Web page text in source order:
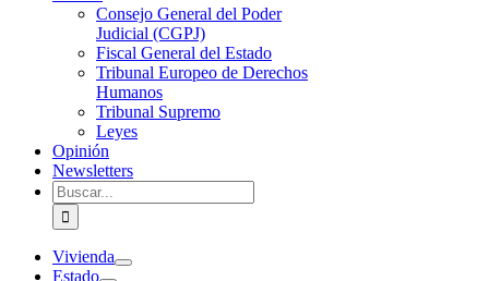
Consejo General del Poder
Judicial (CGPJ)
Fiscal General del Estado
Tribunal Europeo de Derechos
Humanos
Tribunal Supremo
Leyes
Opinión
Newsletters
Buscar:
Vivienda
Estado